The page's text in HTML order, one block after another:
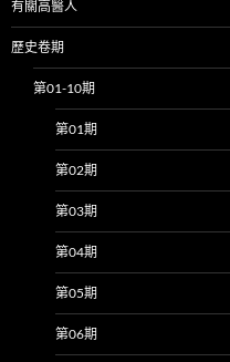
有關高醫人
歷史卷期
第01-10期
第01期
第02期
第03期
第04期
第05期
第06期